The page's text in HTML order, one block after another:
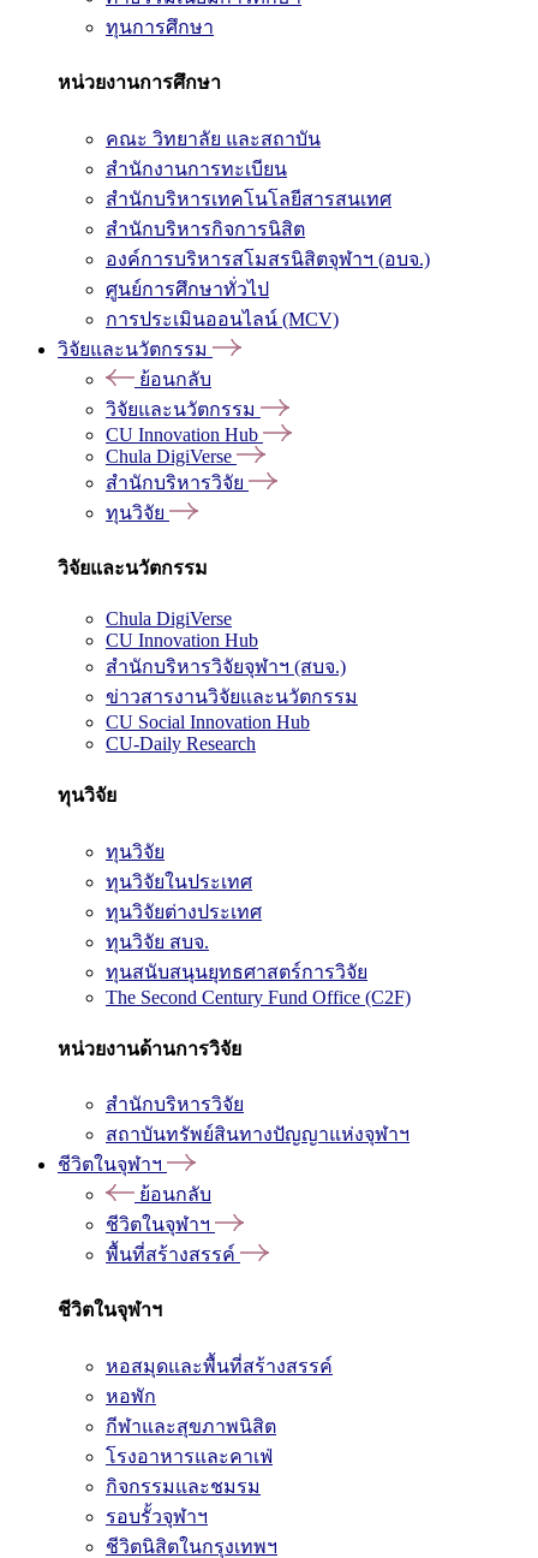
ทุนการศึกษา
หน่วยงานการศึกษา
คณะ วิทยาลัย และสถาบัน
สำนักงานการทะเบียน
สำนักบริหารเทคโนโลยีสารสนเทศ
สำนักบริหารกิจการนิสิต
องค์การบริหารสโมสรนิสิตจุฬาฯ (อบจ.)
ศูนย์การศึกษาทั่วไป
การประเมินออนไลน์ (MCV)
วิจัยและนวัตกรรม
ย้อนกลับ
วิจัยและนวัตกรรม
CU Innovation Hub
Chula DigiVerse
สำนักบริหารวิจัย
ทุนวิจัย
วิจัยและนวัตกรรม
Chula DigiVerse
CU Innovation Hub
สำนักบริหารวิจัยจุฬาฯ (สบจ.)
ข่าวสารงานวิจัยและนวัตกรรม
CU Social Innovation Hub
CU-Daily Research
ทุนวิจัย
ทุนวิจัย
ทุนวิจัยในประเทศ
ทุนวิจัยต่างประเทศ
ทุนวิจัย สบจ.
ทุนสนับสนุนยุทธศาสตร์การวิจัย
The Second Century Fund Office (C2F)
หน่วยงานด้านการวิจัย
สำนักบริหารวิจัย
สถาบันทรัพย์สินทางปัญญาแห่งจุฬาฯ
ชีวิตในจุฬาฯ
ย้อนกลับ
ชีวิตในจุฬาฯ
พื้นที่สร้างสรรค์
ชีวิตในจุฬาฯ
หอสมุดและพื้นที่สร้างสรรค์
หอพัก
กีฬาและสุขภาพนิสิต
โรงอาหารและคาเฟ่
กิจกรรมและชมรม
รอบรั้วจุฬาฯ
ชีวิตนิสิตในกรุงเทพฯ